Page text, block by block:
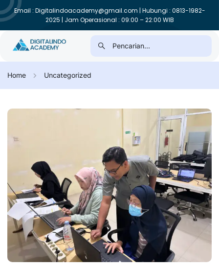
Email : Digitalindoacademy@gmail.com | Hubungi : 0813-1982-
2025 | Jam Operasional : 09:00 – 22:00 WIB
Home Uncategorized